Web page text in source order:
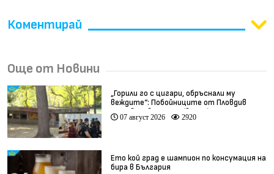
Коментирай
Още от Новини
„Горили го с цигари, обръснали му
веждите“: Побойниците от Пловдив
остават в ареста (видео)
07 август 2026 2920
Ето кой град е шампион по консумация на
бира в България